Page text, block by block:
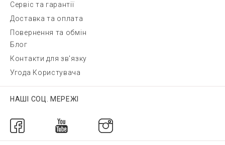
Сервіс та гарантії
Доставка та оплата
Повернення та обмін
Блог
Контакти для зв'язку
Угода Користувача
НАШІ СОЦ. МЕРЕЖІ